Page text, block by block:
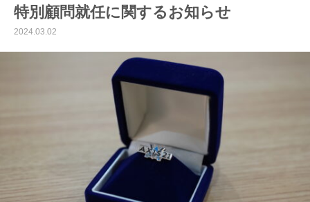
特別顧問就任に関するお知らせ
2024.03.02